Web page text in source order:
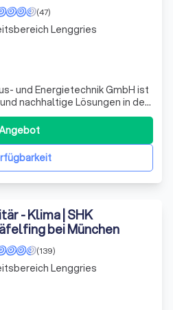
(47)
und Energietechnik GmbH ist
nachhaltige Lösungen in den
und Klima. Wir setzen auf
um Ihre Projekte
im gewerblichen Bereich zu
Lenggries
- Klima | SHK
bei München
(139)
Lenggries